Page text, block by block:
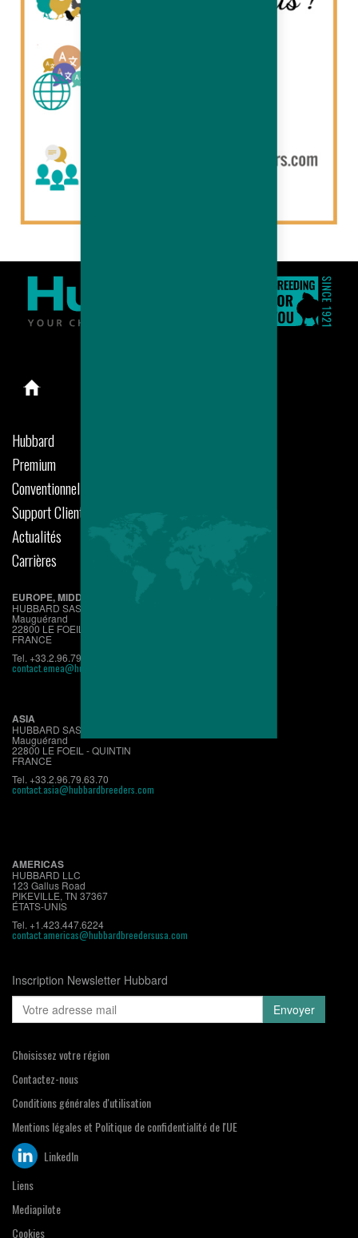
Hubbard
Premium
Conventionnel
Support Clients
Actualités
Carrières
EUROPE, MIDDLE EAST, AFRICA
HUBBARD SAS
Mauguérand
22800 LE FOEIL - QUINTIN
FRANCE
Tel. +33.2.96.79.63.70
contact.emea@hubbardbreeders.com
ASIA
HUBBARD SAS
Mauguérand
22800 LE FOEIL - QUINTIN
FRANCE
Tel. +33.2.96.79.63.70
contact.asia@hubbardbreeders.com
AMERICAS
HUBBARD LLC
123 Gallus Road
PIKEVILLE, TN 37367
ÉTATS-UNIS
Tel. +1.423.447.6224
contact.americas@hubbardbreedersusa.com
Inscription Newsletter Hubbard
Choisissez votre région
Contactez-nous
Conditions générales d'utilisation
Mentions légales et Politique de confidentialité de l'UE
LinkedIn
Liens
Mediapilote
Cookies